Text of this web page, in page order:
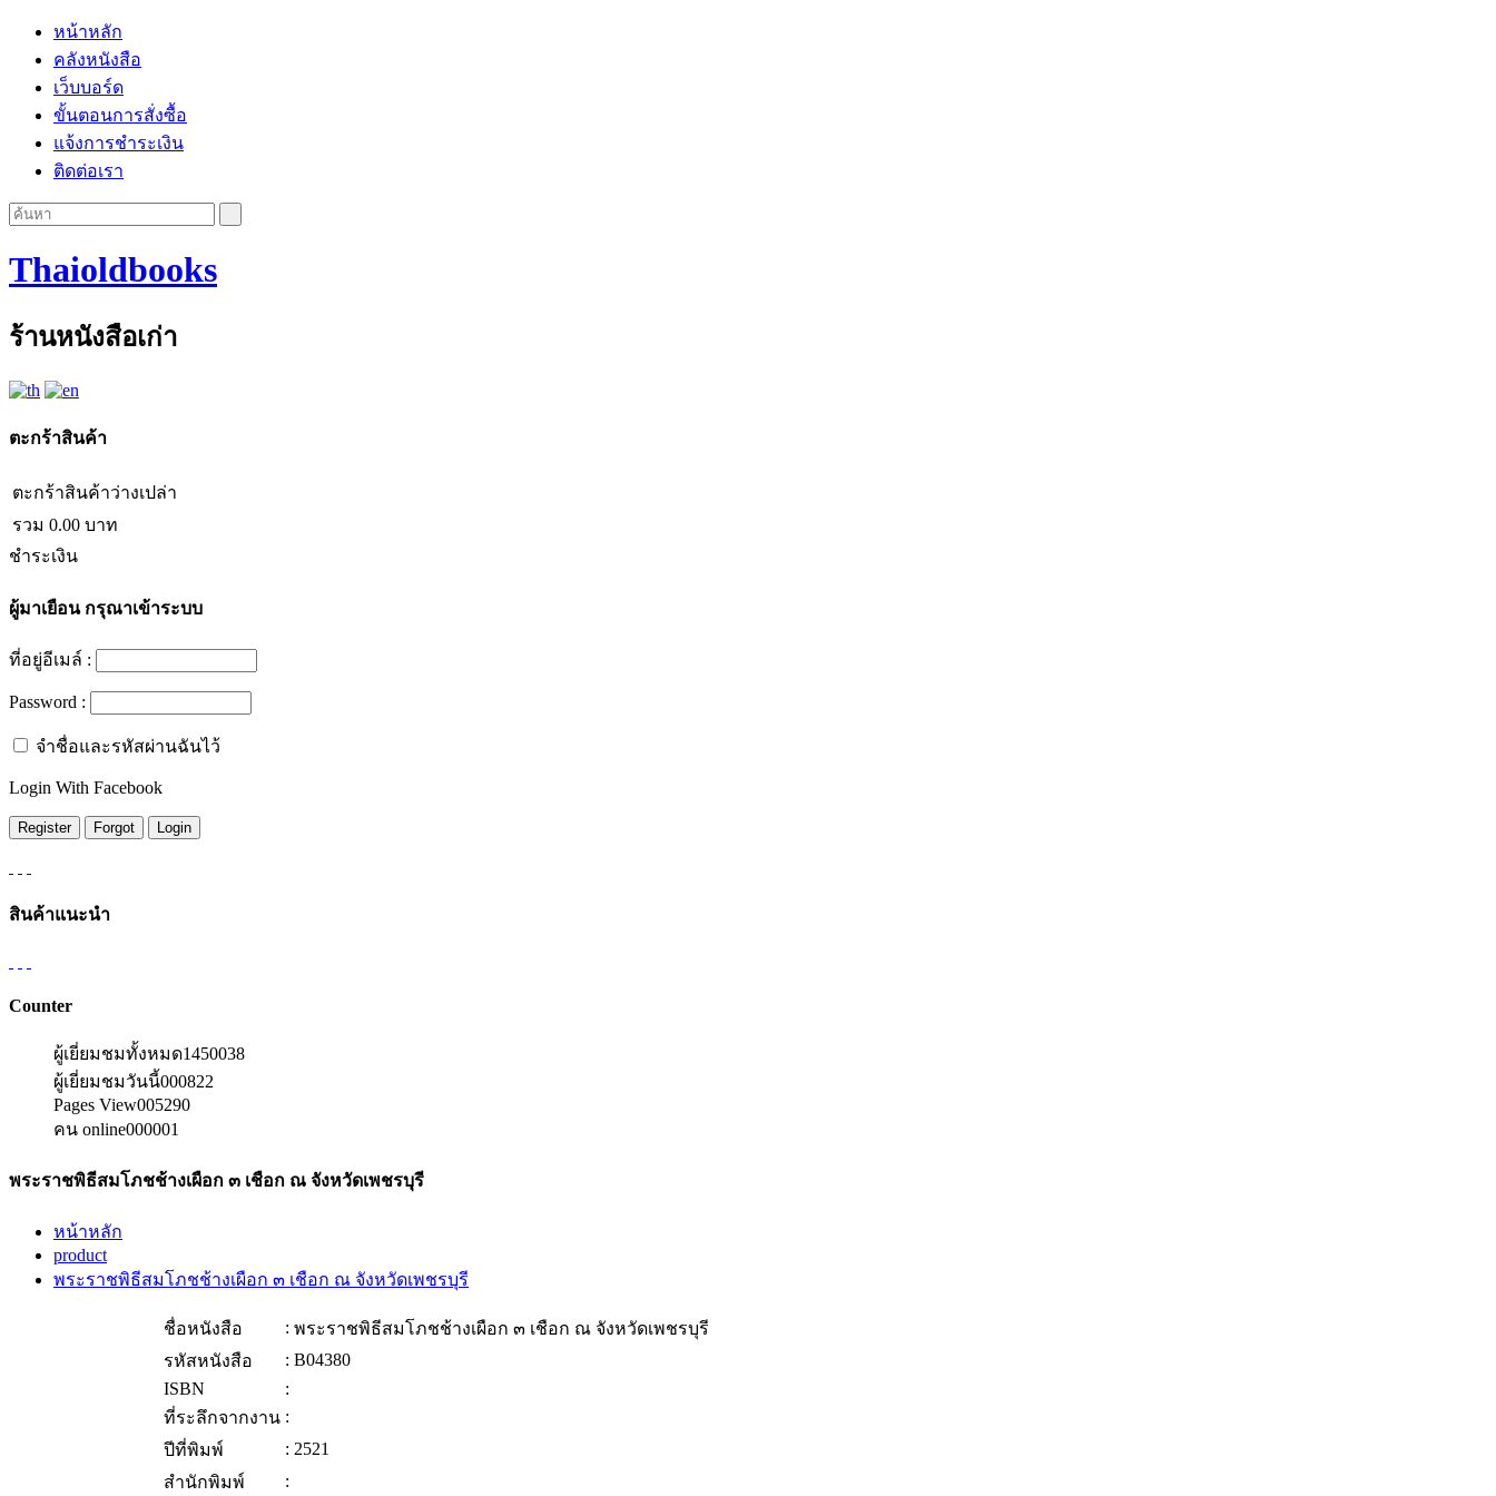
หน้าหลัก
คลังหนังสือ
เว็บบอร์ด
ขั้นตอนการสั่งซื้อ
แจ้งการชำระเงิน
ติดต่อเรา
Thaioldbooks
ร้านหนังสือเก่า
ตะกร้าสินค้า
ตะกร้าสินค้าว่างเปล่า
รวม 0.00 บาท
ชำระเงิน
ผู้มาเยือนกรุณาเข้าระบบ
ที่อยู่อีเมล์ :
Password :
จำชื่อและรหัสผ่านฉันไว้
Login With Facebook
สินค้าแนะนำ
Counter
ผู้เยี่ยมชมทั้งหมด1450038
ผู้เยี่ยมชมวันนี้000822
Pages View005290
คน online000001
พระราชพิธีสมโภชช้างเผือก ๓ เชือก ณ จังหวัดเพชรบุรี
หน้าหลัก
product
พระราชพิธีสมโภชช้างเผือก ๓ เชือก ณ จังหวัดเพชรบุรี
ชื่อหนังสือ : พระราชพิธีสมโภชช้างเผือก ๓ เชือก ณ จังหวัดเพชรบุรี
รหัสหนังสือ
: B04380
ISBN
:
ที่ระลึกจากงาน :
ปีที่พิมพ์
: 2521
สำนักพิมพ์
: